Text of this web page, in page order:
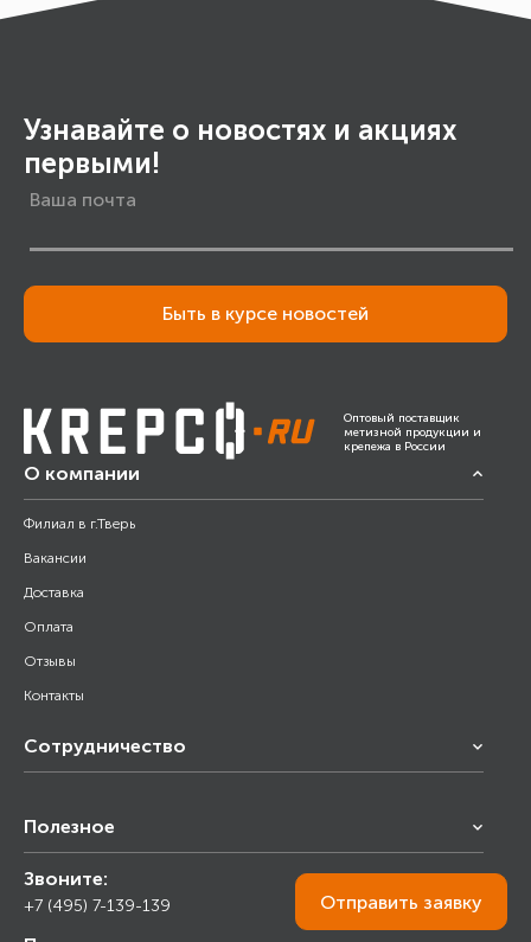
Узнавайте о новостях и акциях
первыми!
Быть в курсе новостей
Оптовый поставщик
метизной продукции и
крепежа в России
О компании
Филиал в г.Тверь
Вакансии
Доставка
Оплата
Отзывы
Контакты
Сотрудничество
Снабжение строительства
Торговым организациям
Полезное
Калькулятор
Прайс лист
Звоните:
+7 (495) 7-139-139 Отправить заявку